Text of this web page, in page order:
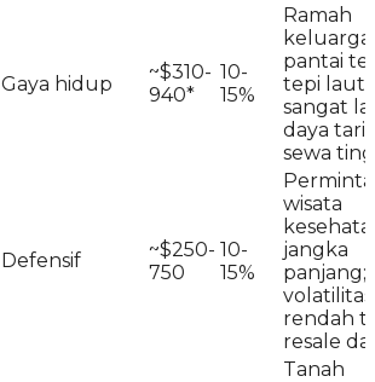
Gaya hidup
~$310-
940*
10-
15%
Ramah
keluarga,
pantai
tepi laut
sangat
daya
sewa
Defensif
~$250-
750
10-
15%
wisata
jangka
panjang;
volatilitas
rendah
resale
Tanah